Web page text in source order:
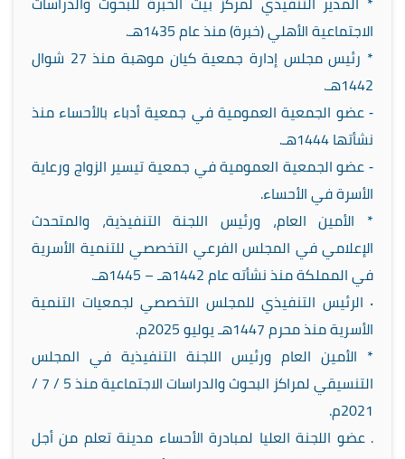
الاجتماعية الأهلي (خبرة) منذ عام 1435هـ.
* رئيس مجلس إدارة جمعية كيان موهبة منذ 27 شوال
1442هـ.
⁃ عضو الجمعية العمومية في جمعية أدباء بالأحساء منذ
نشأتها 1444هـ.
⁃ عضو الجمعية العمومية في جمعية تيسير الزواج ورعاية
الأسرة في الأحساء.
* الأمين العام، ورئيس اللجنة التنفيذية، والمتحدث
الإعلامي في المجلس الفرعي التخصصي للتنمية الأسرية
في المملكة منذ نشأته عام 1442هـ – 1445هـ.
٠ الرئيس التنفيذي للمجلس التخصصي لجمعيات التنمية
الأسرية منذ محرم 1447هـ يوليو 2025م.
* الأمين العام ورئيس اللجنة التنفيذية في المجلس
التنسيقي لمراكز البحوث والدراسات الاجتماعية منذ 5 / 7 /
2021م.
. عضو اللجنة العليا لمبادرة الأحساء مدينة تعلم من أجل